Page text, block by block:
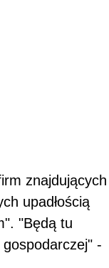
znajdujących
upadłością
"Będą tu
-